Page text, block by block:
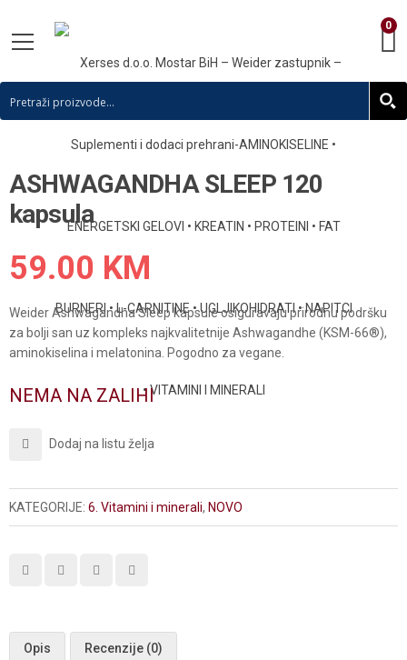
0
ASHWAGANDHA SLEEP 120
kapsula
59.00 KM
Weider Ashwagandha Sleep kapsule osiguravaju prirodnu podršku
za bolji san uz kompleks najkvalitetnije Ashwagandhe (KSM-66®),
aminokiselina i melatonina. Pogodno za vegane.
NEMA NA ZALIHI
Dodaj na listu želja
KATEGORIJE: 6. Vitamini i minerali, NOVO
Opis Recenzije (0)